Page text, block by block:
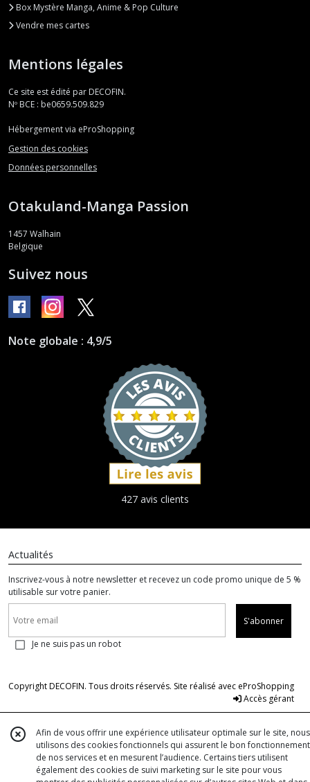
Box Mystère Manga, Anime & Pop Culture
Vendre mes cartes
Mentions légales
Ce site est édité par DECOFIN.
Nº BCE : be0659.509.829
Hébergement via eProShopping
Gestion des cookies
Données personnelles
Otakuland-Manga Passion
1457 Walhain
Belgique
Suivez nous
Note globale : 4,9/5
427 avis clients
Actualités
Inscrivez-vous à notre newsletter et recevez un code promo unique de 5 %
utilisable sur votre panier.
S'abonner
Je ne suis pas un robot
Copyright DECOFIN. Tous droits réservés. Site réalisé avec eProShopping
Accès gérant
Afin de vous offrir une expérience utilisateur optimale sur le site, nous
utilisons des cookies fonctionnels qui assurent le bon fonctionnement
de nos services et en mesurent l’audience. Certains tiers utilisent
également des cookies de suivi marketing sur le site pour vous